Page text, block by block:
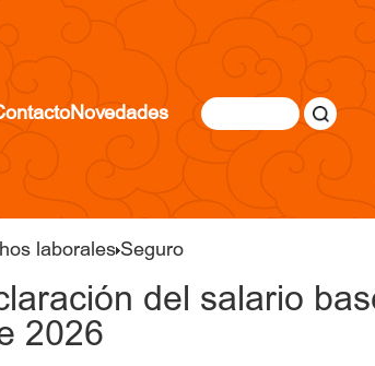
Novedades
laborales Seguro
del salario
2026